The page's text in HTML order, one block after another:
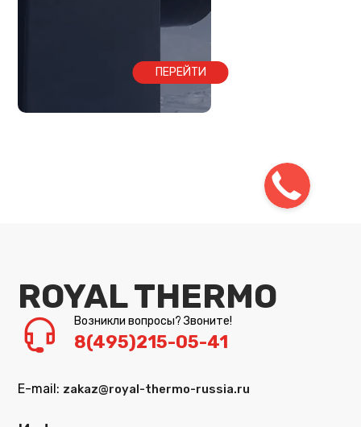
ПЕРЕЙТИ
ROYAL THERMO
Возникли вопросы? Звоните!
8(495)215-05-41
E-mail: zakaz@royal-thermo-russia.ru